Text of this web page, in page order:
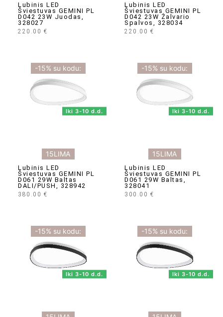
Lubinis LED
Šviestuvas GEMINI PL
D042 23W Juodas,
328027
220.00 €
Lubinis LED
Šviestuvas GEMINI PL
D042 23W Žalvario
Spalvos, 328034
220.00 €
15LIMA
-15% su kodu:
Iki 3-10 d.d.
Lubinis LED
Šviestuvas GEMINI PL
D061 29W Baltas
DALI/PUSH, 328942
380.00 €
15LIMA
-15% su kodu:
Iki 3-10 d.d.
Lubinis LED
Šviestuvas GEMINI PL
D061 29W Baltas,
328041
300.00 €
-15% su kodu:
Iki 3-10 d.d.
-15% su kodu:
Iki 3-10 d.d.